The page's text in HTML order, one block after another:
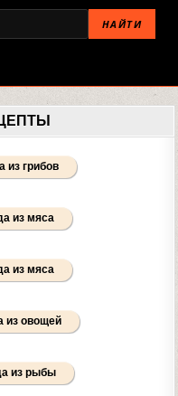
НАЙТИ
из грибов
из мяса
из мяса
из овощей
из рыбы